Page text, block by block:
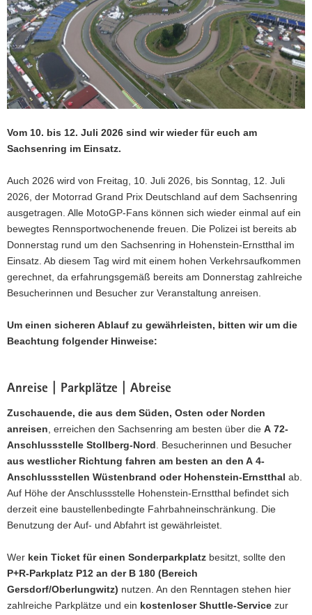
a
v
i
g
a
t
i
Vom 10. bis 12. Juli 2026 sind wir wieder für euch am
Sachsenring im Einsatz.
Auch 2026 wird von Freitag, 10. Juli 2026, bis Sonntag, 12. Juli
2026, der Motorrad Grand Prix Deutschland auf dem Sachsenring
ausgetragen. Alle MotoGP-Fans können sich wieder einmal auf ein
bewegtes Rennsportwochenende freuen. Die Polizei ist bereits ab
Donnerstag rund um den Sachsenring in Hohenstein-Ernstthal im
Einsatz. Ab diesem Tag wird mit einem hohen Verkehrsaufkommen
gerechnet, da erfahrungsgemäß bereits am Donnerstag zahlreiche
Besucherinnen und Besucher zur Veranstaltung anreisen.
Um einen sicheren Ablauf zu gewährleisten, bitten wir um die
Beachtung folgender Hinweise:
Anreise | Parkplätze | Abreise
Zuschauende, die aus dem Süden, Osten oder Norden
anreisen , erreichen den Sachsenring am besten über die A 72-
Anschlussstelle Stollberg-Nord . Besucherinnen und Besucher
aus westlicher Richtung fahren am besten an den A 4-
Anschlussstellen Wüstenbrand oder Hohenstein-Ernstthal ab.
Auf Höhe der Anschlussstelle Hohenstein-Ernstthal befindet sich
derzeit eine baustellenbedingte Fahrbahneinschränkung. Die
Benutzung der Auf- und Abfahrt ist gewährleistet.
Wer kein Ticket für einen Sonderparkplatz besitzt, sollte den
P+R-Parkplatz P12 an der B 180 (Bereich
Gersdorf/Oberlungwitz) nutzen. An den Renntagen stehen hier
zahlreiche Parkplätze und ein kostenloser Shuttle-Service zur